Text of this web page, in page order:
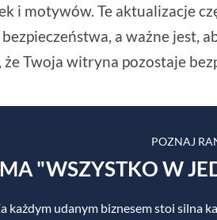
i motywów. Te aktualizacje
bezpieczeństwa, a ważne jest,
Twoja witryna pozostaje
POZNAJ
"WSZYSTKO W
każdym udanym biznesem stoi silna